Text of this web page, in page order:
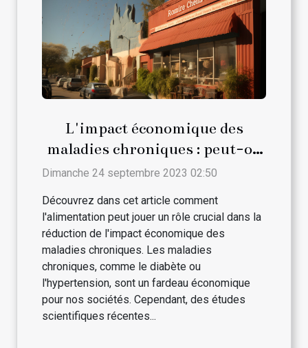
L'impact économique des
maladies chroniques : peut-on
le réduire par l'alimentation ?
Dimanche 24 septembre 2023 02:50
Découvrez dans cet article comment
l'alimentation peut jouer un rôle crucial dans la
réduction de l'impact économique des
maladies chroniques. Les maladies
chroniques, comme le diabète ou
l'hypertension, sont un fardeau économique
pour nos sociétés. Cependant, des études
scientifiques récentes...